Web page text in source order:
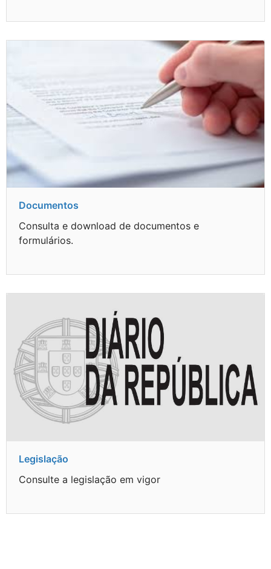
Documentos
Consulta e download de documentos e
formulários.
Legislação
Consulte a legislação em vigor